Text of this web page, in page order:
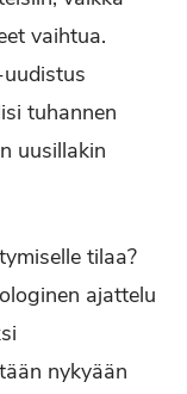
vaihtua.
tuhannen
uusillakin
tilaa?
ajattelu
nykyään